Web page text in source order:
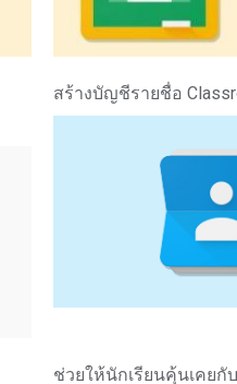
สร้างบัญชีรายชื่อ
ช่วยให้นักเรียนคุ้นเคย